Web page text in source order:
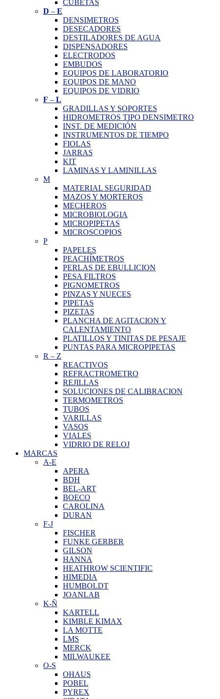
CUBETAS
D – E
DENSIMETROS
DESECADORES
DESTILADORES DE AGUA
DISPENSADORES
ELECTRODOS
EMBUDOS
EQUIPOS DE LABORATORIO
EQUIPOS DE MANO
EQUIPOS DE VIDRIO
F – L
GRADILLAS Y SOPORTES
HIDROMETROS TIPO DENSIMETRO
INST. DE MEDICIÓN
INSTRUMENTOS DE TIEMPO
FIOLAS
JARRAS
KIT
LAMINAS Y LAMINILLAS
M
MATERIAL SEGURIDAD
MAZOS Y MORTEROS
MECHEROS
MICROBIOLOGIA
MICROPIPETAS
MICROSCOPIOS
P
PAPELES
PEACHÍMETROS
PERLAS DE EBULLICION
PESA FILTROS
PIGNOMETROS
PINZAS Y NUECES
PIPETAS
PIZETAS
PLANCHA DE AGITACION Y
CALENTAMIENTO
PLATILLOS Y TINITAS DE PESAJE
PUNTAS PARA MICROPIPETAS
R – Z
REACTIVOS
REFRACTROMETRO
REJILLAS
SOLUCIONES DE CALIBRACION
TERMOMETROS
TUBOS
VARILLAS
VASOS
VIALES
VIDRIO DE RELOJ
MARCAS
A-E
APERA
BDH
BEL-ART
BOECO
CAROLINA
DURAN
F-J
FISCHER
FUNKE GERBER
GILSON
HANNA
HEATHROW SCIENTIFIC
HIMEDIA
HUMBOLDT
JOANLAB
K-Ñ
KARTELL
KIMBLE KIMAX
LA MOTTE
LMS
MERCK
MILWAUKEE
O-S
OHAUS
POBEL
PYREX